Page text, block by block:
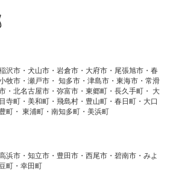
沢市・犬山市・岩倉市・大府市・尾張旭市・春
牧市・瀬戸市・ 知多市・津島市・東海市・常滑
・北名古屋市・弥富市・東郷町・長久手町・ 大
寺町・美和町・飛島村・豊山町・春日町・大口
町・ 東浦町・南知多町・美浜町
浜市・知立市・豊田市・西尾市・碧南市・みよ
町・幸田町